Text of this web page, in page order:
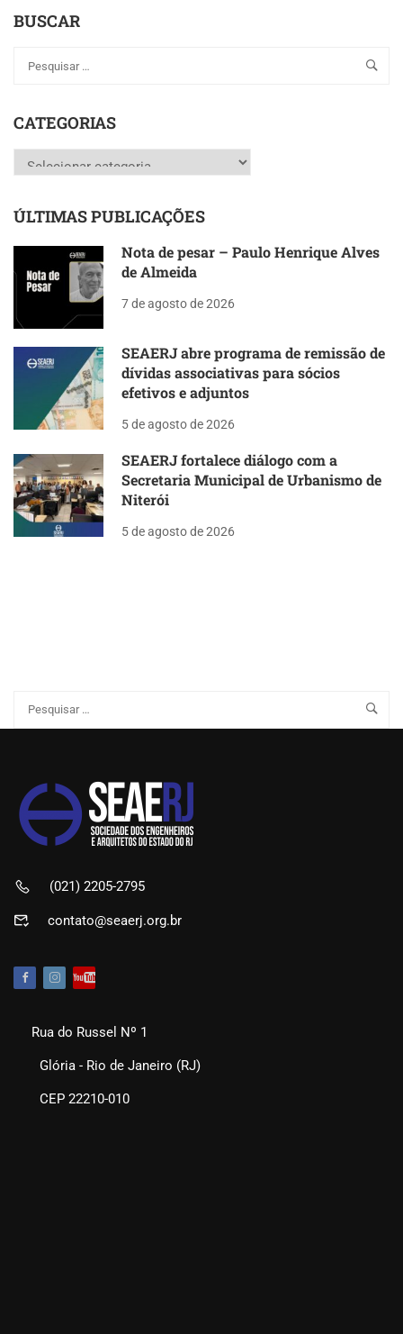
BUSCAR
CATEGORIAS
Categorias
ÚLTIMAS PUBLICAÇÕES
Nota de pesar – Paulo Henrique Alves
de Almeida
7 de agosto de 2026
SEAERJ abre programa de remissão de
dívidas associativas para sócios
efetivos e adjuntos
5 de agosto de 2026
SEAERJ fortalece diálogo com a
Secretaria Municipal de Urbanismo de
Niterói
5 de agosto de 2026
(021) 2205-2795
contato@seaerj.org.br
Rua do Russel Nº 1
Glória - Rio de Janeiro (RJ)
CEP 22210-010